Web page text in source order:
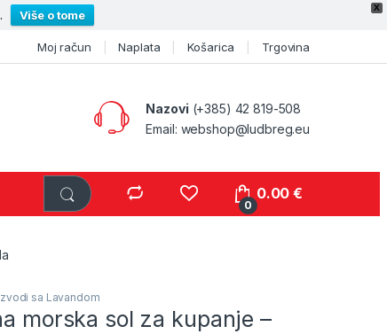
X
Više o tome
Moj račun Naplata Košarica Trgovina
Nazovi (+385) 42 819-508
Email: webshop@ludbreg.eu
0
0.00€
sa Lavandom
morska sol za kupanje –